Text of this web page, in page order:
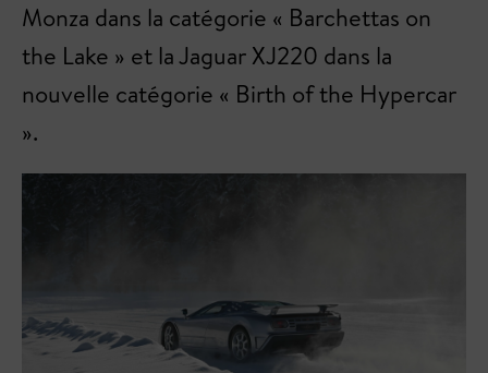
Monza dans la catégorie « Barchettas on
the Lake » et la Jaguar XJ220 dans la
nouvelle catégorie « Birth of the Hypercar
».